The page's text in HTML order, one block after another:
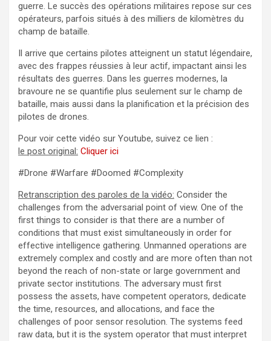
guerre. Le succès des opérations militaires repose sur ces
opérateurs, parfois situés à des milliers de kilomètres du
champ de bataille.
Il arrive que certains pilotes atteignent un statut légendaire,
avec des frappes réussies à leur actif, impactant ainsi les
résultats des guerres. Dans les guerres modernes, la
bravoure ne se quantifie plus seulement sur le champ de
bataille, mais aussi dans la planification et la précision des
pilotes de drones.
Pour voir cette vidéo sur Youtube, suivez ce lien :
le post original: Cliquer ici
#Drone #Warfare #Doomed #Complexity
Retranscription des paroles de la vidéo: Consider the
challenges from the adversarial point of view. One of the
first things to consider is that there are a number of
conditions that must exist simultaneously in order for
effective intelligence gathering. Unmanned operations are
extremely complex and costly and are more often than not
beyond the reach of non-state or large government and
private sector institutions. The adversary must first
possess the assets, have competent operators, dedicate
the time, resources, and allocations, and face the
challenges of poor sensor resolution. The systems feed
raw data, but it is the system operator that must interpret